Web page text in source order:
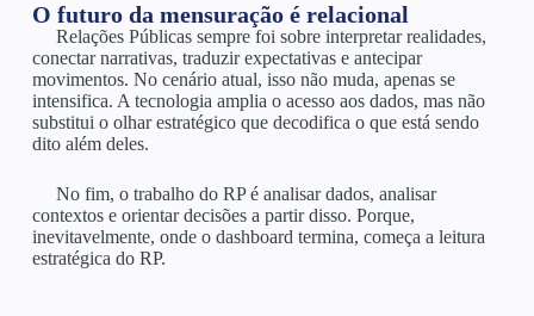
O futuro da mensuração é relacional
Relações Públicas sempre foi sobre interpretar realidades,
conectar narrativas, traduzir expectativas e antecipar
movimentos. No cenário atual, isso não muda, apenas se
intensifica. A tecnologia amplia o acesso aos dados, mas não
substitui o olhar estratégico que decodifica o que está sendo
dito além deles.
No fim, o trabalho do RP é analisar dados, analisar
contextos e orientar decisões a partir disso. Porque,
inevitavelmente, onde o dashboard termina, começa a leitura
estratégica do RP.